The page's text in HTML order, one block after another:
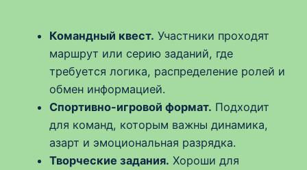
Командный квест. Участники проходят
маршрут или серию заданий, где
требуется логика, распределение ролей и
обмен информацией.
Спортивно-игровой формат. Подходит
для команд, которым важны динамика,
азарт и эмоциональная разрядка.
Творческие задания. Хороши для